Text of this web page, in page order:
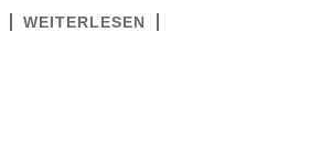
WEITERLESEN